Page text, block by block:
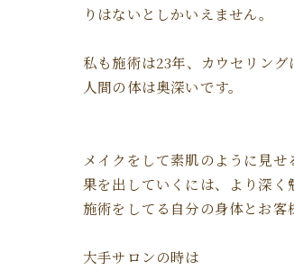
りはないとしかいえません。
私も施術は23年、カウセリン
人間の体は奥深いです。
メイクをして素肌のように見
果を出していくには、より深
施術をしてる自分の身体とお客
大手サロンの時は